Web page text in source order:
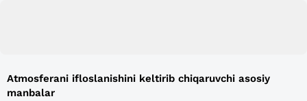
Atmosferani ifloslanishini keltirib chiqaruvchi asosiy
manbalar